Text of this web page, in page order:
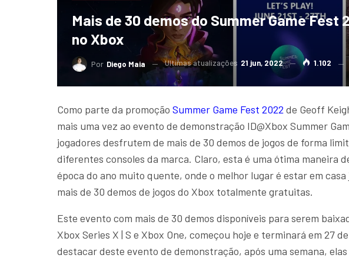
Mais de 30 demos do Summer Game
no Xbox
Por Diego Maia Ultimas atualizações 21 jun, 2022 1.102
Como parte da promoção Summer Game Fest 2022 de Geoff
mais uma vez ao evento de demonstração ID@Xbox Summer
jogadores desfrutem de mais de 30 demos de jogos de forma
diferentes consoles da marca. Claro, esta é uma ótima maneira
época do ano muito quente, onde o melhor lugar é estar em
mais de 30 demos de jogos do Xbox totalmente gratuitas.
Este evento com mais de 30 demos disponíveis para serem
Xbox Series X | S e Xbox One, começou hoje e terminará em 27
destacar deste evento de demonstração, após uma semana,